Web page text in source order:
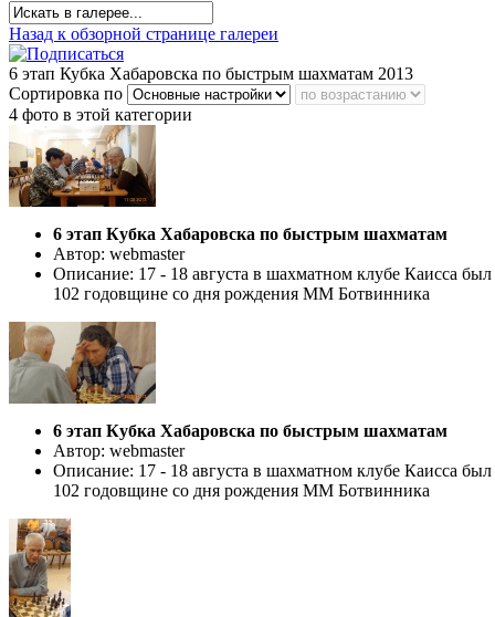
Назад к обзорной странице галереи
6 этап Кубка Хабаровска по быстрым шахматам 2013
Сортировка по
4 фото в этой категории
6 этап Кубка Хабаровска по быстрым шахматам
Автор: webmaster
Описание: 17 - 18 августа в шахматном клубе Каисса
102 годовщине со дня рождения ММ Ботвинника
6 этап Кубка Хабаровска по быстрым шахматам
Автор: webmaster
Описание: 17 - 18 августа в шахматном клубе Каисса
102 годовщине со дня рождения ММ Ботвинника